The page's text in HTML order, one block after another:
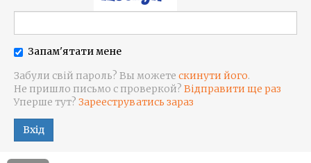
Запам'ятати мене
Забули свій пароль? Вы можете скинути його.
Не пришло письмо с проверкой? Відправити ще раз
Уперше тут? Зарееструватись зараз
Вхід